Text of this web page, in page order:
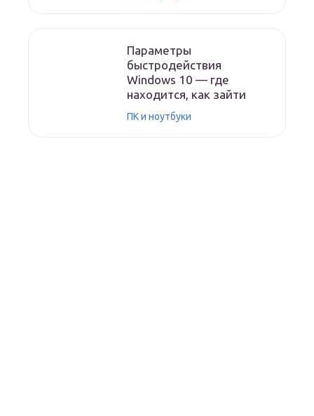
Параметры
быстродействия
Windows 10 — где
находится, как зайти
ПК и ноутбуки